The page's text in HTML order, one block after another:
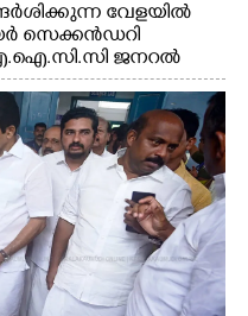
വേളയിൽ
സെക്കൻഡറി
എ.ഐ.സി.സി ജനറൽ
എം.പി കുരുന്നിനെ
എക്സൈസ്
മന്ത്രി ടി. സിദ്ദിഖ്,
എന്നിവർ സമീപം